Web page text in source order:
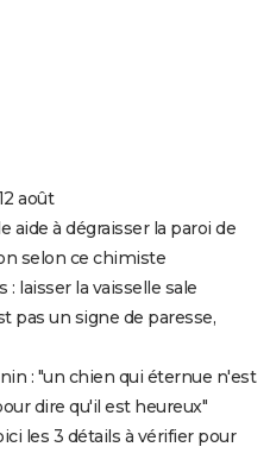
août
aide à dégraisser la paroi de
selon ce chimiste
laisser la vaisselle sale
pas un signe de paresse,
: "un chien qui éternue n'est
dire qu'il est heureux"
les 3 détails à vérifier pour